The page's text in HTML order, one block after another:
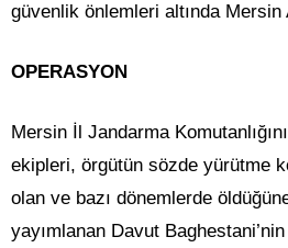
güvenlik önlemleri altında
OPERASYON
Mersin İl Jandarma
ekipleri, örgütün sözde yürütme
olan ve bazı dönemlerde
yayımlanan Davut